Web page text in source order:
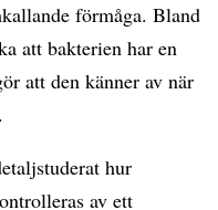
förmåga. Bland
att bakterien har en
att den känner av när
hur
av ett